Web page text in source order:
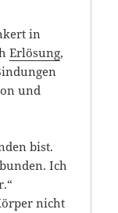
in
Erlösung,
und
bist.
Ich
nicht